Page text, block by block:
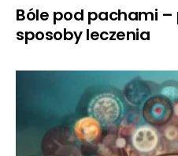
Bóle pod pachami –
sposoby leczenia